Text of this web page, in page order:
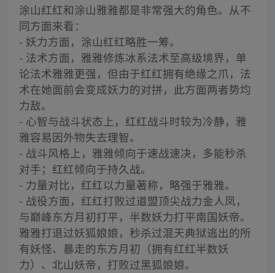
涂山红红和涂山雅雅都是非常强大的角色。从不
同方面来看：
- 妖力方面，涂山红红略胜一筹。
- 法术方面，雅雅修炼冰系法术至高级境界，单
论法术雅雅更强，但由于红红拥有绝缘之爪，法
术在她面前会变成妖力的对拼，此方面两者势均
力敌。
- 心智与战斗状态上，红红战斗时较为冷静，雅
雅容易因外物失去理智。
- 战斗风格上，雅雅倾向于速战速决，多能秒杀
对手；红红倾向于持久战。
- 力量对比，红红以力量著称，略强于雅雅。
- 战役方面，红红打败过道盟顶尖战力金人凤，
与巅峰东方月初打平，半数妖力打平南国妖帝。
雅雅打退过妖狐娘娘，秒杀过混天典狱逃出的所
有妖怪、暴走的东方月初（拥有红红半数妖
力）、北山妖帝，打败过黑狐娘娘。